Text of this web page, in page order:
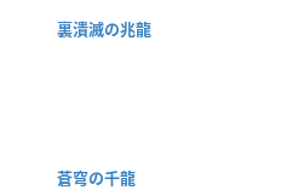
裏潰滅の兆龍
蒼穹の千龍